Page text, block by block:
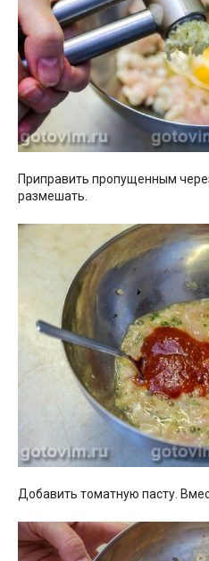
Приправить пропущенным
размешать.
Добавить томатную пасту.